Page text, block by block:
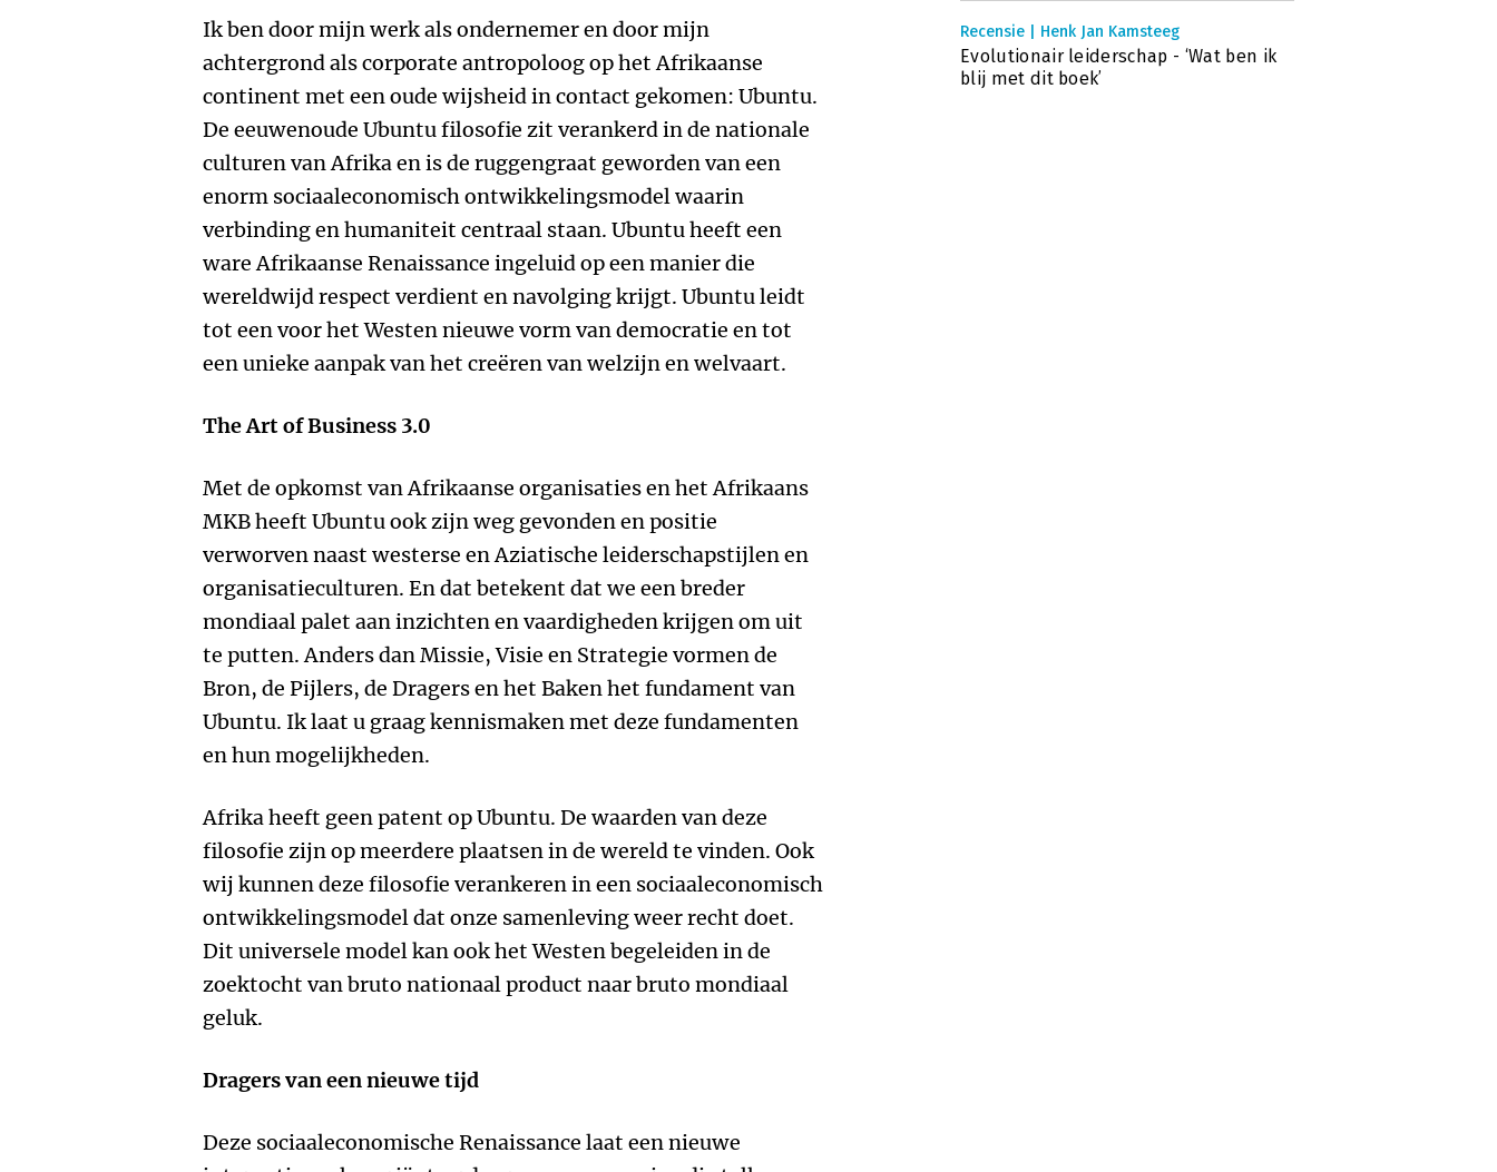
Ik ben door mijn werk als ondernemer en door mijn
achtergrond als corporate antropoloog op het Afrikaanse
continent met een oude wijsheid in contact gekomen: Ubuntu.
De eeuwenoude Ubuntu filosofie zit verankerd in de nationale
culturen van Afrika en is de ruggengraat geworden van een
enorm sociaaleconomisch ontwikkelingsmodel waarin
verbinding en humaniteit centraal staan. Ubuntu heeft een
ware Afrikaanse Renaissance ingeluid op een manier die
wereldwijd respect verdient en navolging krijgt. Ubuntu leidt
tot een voor het Westen nieuwe vorm van democratie en tot
een unieke aanpak van het creëren van welzijn en welvaart.
The Art of Business 3.0
Met de opkomst van Afrikaanse organisaties en het Afrikaans
MKB heeft Ubuntu ook zijn weg gevonden en positie
verworven naast westerse en Aziatische leiderschapstijlen en
organisatieculturen. En dat betekent dat we een breder
mondiaal palet aan inzichten en vaardigheden krijgen om uit
te putten. Anders dan Missie, Visie en Strategie vormen de
Bron, de Pijlers, de Dragers en het Baken het fundament van
Ubuntu. Ik laat u graag kennismaken met deze fundamenten
en hun mogelijkheden.
Afrika heeft geen patent op Ubuntu. De waarden van deze
filosofie zijn op meerdere plaatsen in de wereld te vinden. Ook
wij kunnen deze filosofie verankeren in een sociaaleconomisch
ontwikkelingsmodel dat onze samenleving weer recht doet.
Dit universele model kan ook het Westen begeleiden in de
zoektocht van bruto nationaal product naar bruto mondiaal
geluk.
Dragers van een nieuwe tijd
Deze sociaaleconomische Renaissance laat een nieuwe
Recensie | Henk Jan Kamsteeg
Evolutionair leiderschap - ‘Wat ben ik
blij met dit boek’